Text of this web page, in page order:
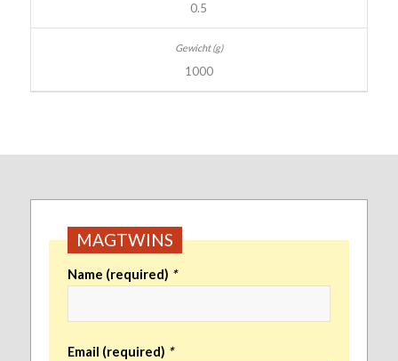
0.5
1000
MAGTWINS
Name (required) *
Email (required) *